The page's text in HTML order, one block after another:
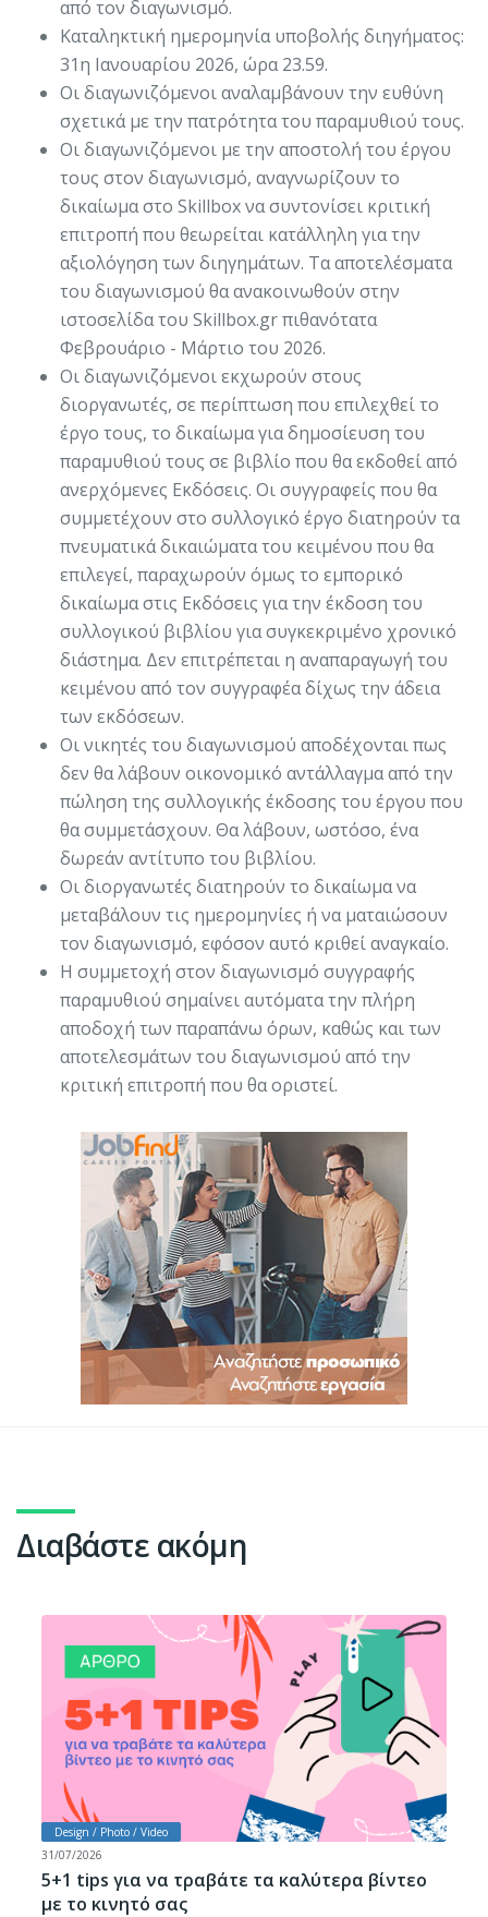
από τον διαγωνισμό.
Καταληκτική ημερομηνία υποβολής διηγήματος:
31η Ιανουαρίου 2026, ώρα 23.59.
Οι διαγωνιζόμενοι αναλαμβάνουν την ευθύνη
σχετικά με την πατρότητα του παραμυθιού τους.
Οι διαγωνιζόμενοι με την αποστολή του έργου
τους στον διαγωνισμό, αναγνωρίζουν το
δικαίωμα στο Skillbox να συντονίσει κριτική
επιτροπή που θεωρείται κατάλληλη για την
αξιολόγηση των διηγημάτων. Τα αποτελέσματα
του διαγωνισμού θα ανακοινωθούν στην
ιστοσελίδα του Skillbox.gr πιθανότατα
Φεβρουάριο - Μάρτιο του 2026.
Οι διαγωνιζόμενοι εκχωρούν στους
διοργανωτές, σε περίπτωση που επιλεχθεί το
έργο τους, το δικαίωμα για δημοσίευση του
παραμυθιού τους σε βιβλίο που θα εκδοθεί από
ανερχόμενες Εκδόσεις. Οι συγγραφείς που θα
συμμετέχουν στο συλλογικό έργο διατηρούν τα
πνευματικά δικαιώματα του κειμένου που θα
επιλεγεί, παραχωρούν όμως το εμπορικό
δικαίωμα στις Εκδόσεις για την έκδοση του
συλλογικού βιβλίου για συγκεκριμένο χρονικό
διάστημα. Δεν επιτρέπεται η αναπαραγωγή του
κειμένου από τον συγγραφέα δίχως την άδεια
των εκδόσεων.
Οι νικητές του διαγωνισμού αποδέχονται πως
δεν θα λάβουν οικονομικό αντάλλαγμα από την
πώληση της συλλογικής έκδοσης του έργου που
θα συμμετάσχουν. Θα λάβουν, ωστόσο, ένα
δωρεάν αντίτυπο του βιβλίου.
Οι διοργανωτές διατηρούν το δικαίωμα να
μεταβάλουν τις ημερομηνίες ή να ματαιώσουν
τον διαγωνισμό, εφόσον αυτό κριθεί αναγκαίο.
Η συμμετοχή στον διαγωνισμό συγγραφής
παραμυθιού σημαίνει αυτόματα την πλήρη
αποδοχή των παραπάνω όρων, καθώς και των
αποτελεσμάτων του διαγωνισμού από την
κριτική επιτροπή που θα οριστεί.
Διαβάστε ακόμη
Design / Photo / Video
31/07/2026
5+1 tips για να τραβάτε τα καλύτερα βίντεο
με το κινητό σας